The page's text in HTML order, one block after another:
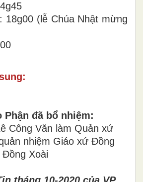
18g00 (lễ Chúa Nhật mừng
Phận đã bổ nhiệm:
Công Văn làm Quản xứ
nhiệm Giáo xứ Đồng
Xoài